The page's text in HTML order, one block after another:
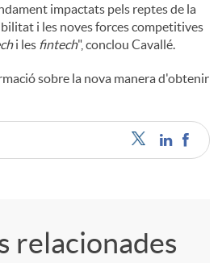
impactats pels reptes de la
i les noves forces competitives
i les fintech", conclou Cavallé.
sobre la nova manera d'obtenir
relacionades